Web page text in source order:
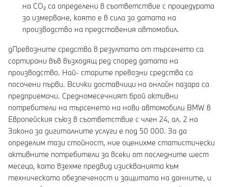
на CO₂ са определени в съответствие с процедурата
за измерване, която е в сила за датата на
производство на представения автомобил.
gПревозните средства в резултата от търсенето са
сортирани във възходящ ред според датата на
производство. Най- старите превозни средства са
посочени първи. Всички доставчици на онлайн пазара са
предприемачи. Средномесечният брой активни
потребители на търсенето на нови автомобили BMW в
Европейския съюз в съответствие с член 24, ал. 2 на
Закона за дигиталните услуги е под 50 000. За да
определим тази стойност, ние оценихме статистически
активните потребители за всеки от последните шест
месеца, като взехме предвид изискванията към
техническата обезпеченост и защитата на данните, и